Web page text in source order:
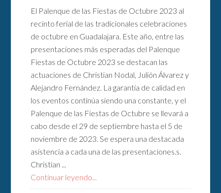
El Palenque de las Fiestas de Octubre 2023 al
recinto ferial de las tradicionales celebraciones
de octubre en Guadalajara. Este año, entre las
presentaciones más esperadas del Palenque
Fiestas de Octubre 2023 se destacan las
actuaciones de Christian Nodal, Julión Álvarez y
Alejandro Fernández. La garantía de calidad en
los eventos continúa siendo una constante, y el
Palenque de las Fiestas de Octubre se llevará a
cabo desde el 29 de septiembre hasta el 5 de
noviembre de 2023. Se espera una destacada
asistencia a cada una de las presentaciones.s.
Christian ...
Continuar leyendo...